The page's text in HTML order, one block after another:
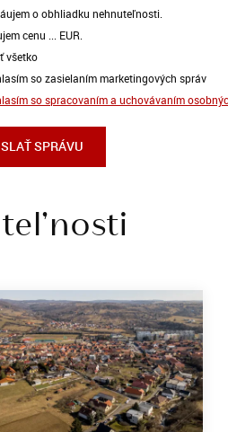
o obhliadku nehnuteľnosti.
cenu ... EUR.
všetko
so zasielaním marketingových správ
so spracovaním a uchovávaním